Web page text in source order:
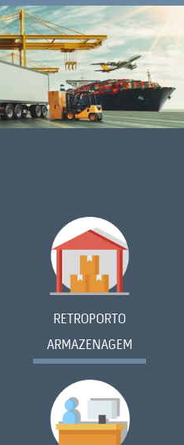
RETROPORTO
ARMAZENAGEM